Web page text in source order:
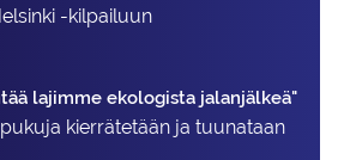
-kilpailuun
lajimme ekologista jalanjälkeä"
kierrätetään ja tuunataan